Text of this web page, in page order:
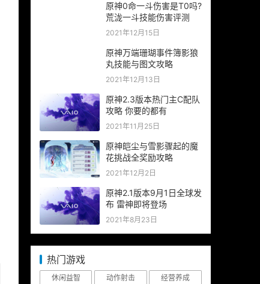
原神0命一斗伤害是T0吗?
荒泷一斗技能伤害评测
2021年12月15日
原神万端珊瑚事件簿影狼
丸技能与图文攻略
2021年12月13日
原神2.3版本热门主C配队
攻略 你要的都有
2021年11月25日
原神皑尘与雪影骤起的魔
花挑战全奖励攻略
2021年12月2日
原神2.1版本9月1日全球发
布 雷神即将登场
2021年8月23日
热门游戏
休闲益智 动作射击 经营养成